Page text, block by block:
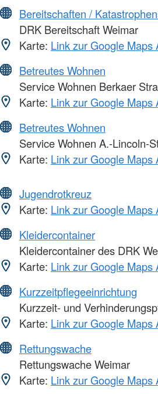
Bereitschaften /
DRK Bereitschaft Weimar
Karte: Link zur Google Maps
Betreutes Wohnen
Service Wohnen Berkaer
Karte: Link zur Google Maps
Betreutes Wohnen
Service Wohnen A.-Lincoln-
Karte: Link zur Google Maps
Jugendrotkreuz
Karte: Link zur Google Maps
Kleidercontainer
Kleidercontainer des DRK
Karte: Link zur Google Maps
Kurzzeitpflegeeinrichtung
Kurzzeit- und
Karte: Link zur Google Maps
Rettungswache
Rettungswache Weimar
Karte: Link zur Google Maps